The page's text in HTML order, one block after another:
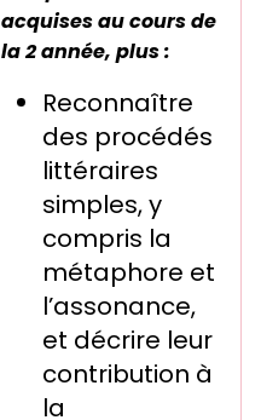
acquises au cours de
la 2 année, plus :
Reconnaître
des procédés
littéraires
simples, y
compris la
métaphore et
l’assonance,
et décrire leur
contribution à
la